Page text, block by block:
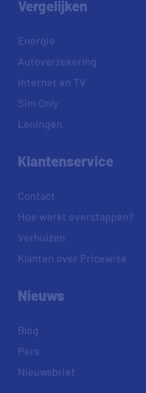
Vergelijken
Energie
Autoverzekering
Internet en TV
Sim Only
Leningen
Klantenservice
Contact
Hoe werkt overstappen?
Verhuizen
Klanten over Pricewise
Nieuws
Blog
Pers
Nieuwsbrief